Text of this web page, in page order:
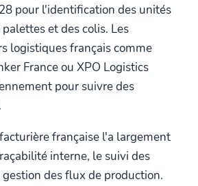
pour l'identification des unités
et des colis. Les
logistiques français comme
France ou XPO Logistics
pour suivre des
française l'a largement
interne, le suivi des
des flux de production.